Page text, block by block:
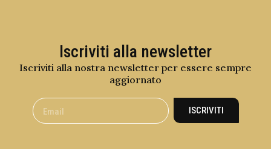
Iscriviti alla newsletter
Iscriviti alla nostra newsletter per essere sempre
aggiornato
ISCRIVITI